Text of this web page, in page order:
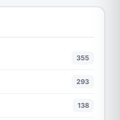
355
293
138